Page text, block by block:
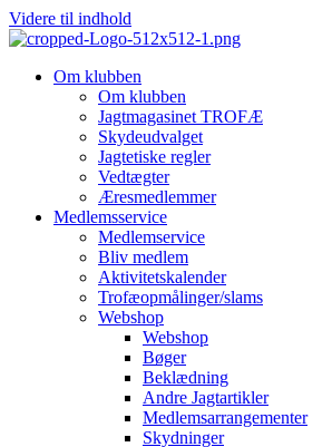
Videre til indhold
Om klubben
Om klubben
Jagtmagasinet TROFÆ
Skydeudvalget
Jagtetiske regler
Vedtægter
Æresmedlemmer
Medlemsservice
Medlemservice
Bliv medlem
Aktivitetskalender
Trofæopmålinger/slams
Webshop
Webshop
Bøger
Beklædning
Andre Jagtartikler
Medlemsarrangementer
Skydninger